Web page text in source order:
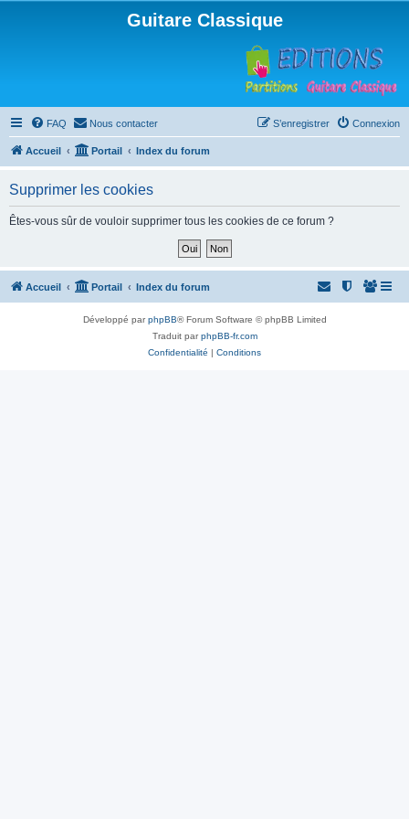
Guitare Classique
FAQ Nous contacter Connexion
S’enregistrer
Accueil Portail Index du forum
Supprimer les cookies
Êtes-vous sûr de vouloir supprimer tous les cookies de ce forum ?
Accueil Portail Index du forum
Développé parphpBB® Forum Software © phpBB Limited
Traduit parphpBB-fr.com
Confidentialité | Conditions